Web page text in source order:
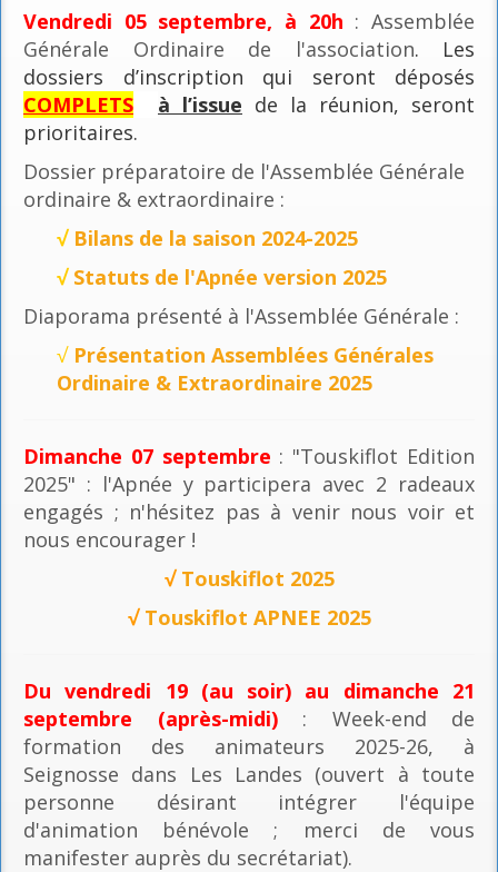
Vendredi 05 septembre, à 20h : Assemblée
Générale Ordinaire de l'association. Les
dossiers d’inscription qui seront déposés
COMPLETS
à l’issue de la réunion, seront
prioritaires.
Dossier préparatoire de l'Assemblée Générale
ordinaire & extraordinaire :
√ Bilans de la saison 2024-2025
√ Statuts de l'Apnée version 2025
Diaporama présenté à l'Assemblée Générale :
√ Présentation Assemblées Générales
Ordinaire & Extraordinaire 2025
Dimanche 07 septembre : "Touskiflot Edition
2025" : l'Apnée y participera avec 2 radeaux
engagés ; n'hésitez pas à venir nous voir et
nous encourager !
√ Touskiflot 2025
√ Touskiflot APNEE 2025
Du vendredi 19 (au soir) au dimanche 21
septembre (après-midi): Week-end de
formation des animateurs 2025-26, à
Seignosse dans Les Landes (ouvert à toute
personne désirant intégrer l'équipe
d'animation bénévole ; merci de vous
manifester auprès du secrétariat).